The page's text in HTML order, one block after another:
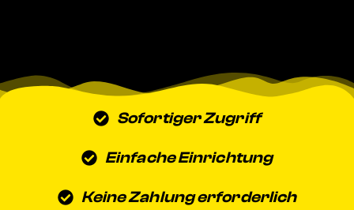
Sofortiger Zugriff
Einfache Einrichtung
Keine Zahlung erforderlich